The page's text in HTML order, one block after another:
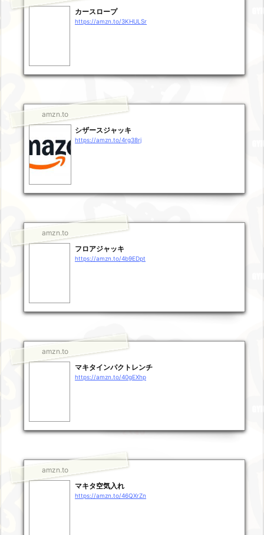
カースロープ
https://amzn.to/3KHULSr
amzn.to
シザースジャッキ
https://amzn.to/4rg38rj
amzn.to
フロアジャッキ
https://amzn.to/4b9EDpt
amzn.to
マキタインパクトレンチ
https://amzn.to/40gEXhp
amzn.to
マキタ空気入れ
https://amzn.to/46QXrZn